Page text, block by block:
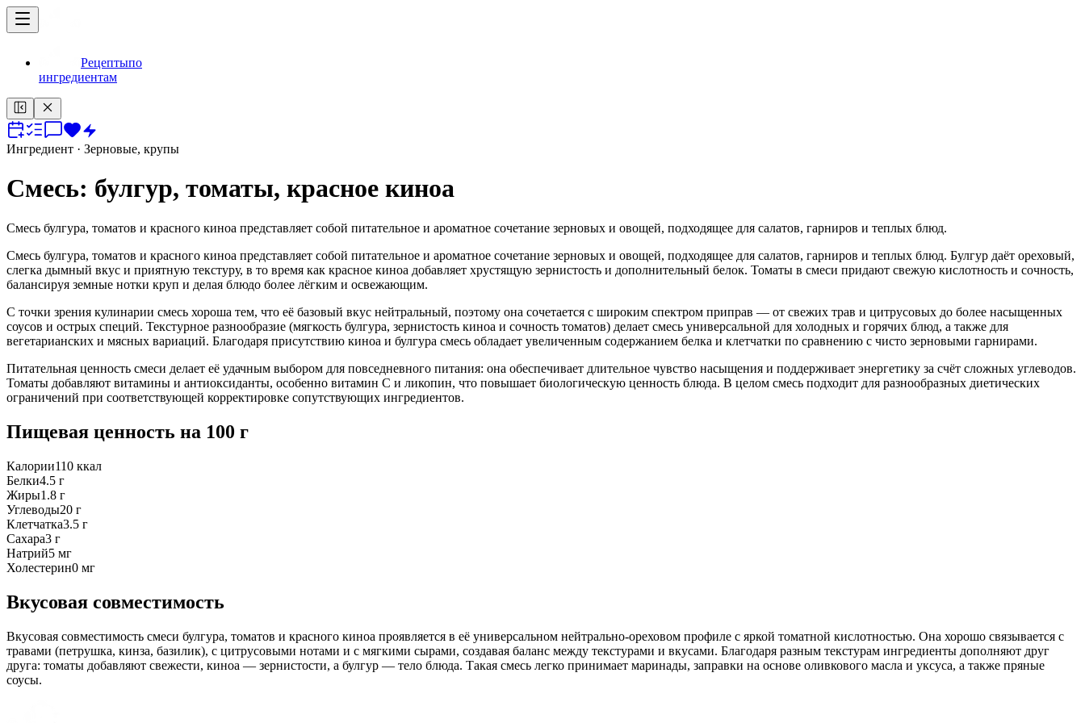
Рецептыпо
ингредиентам
Ингредиент · Зерновые, крупы
Смесь: булгур, томаты, красное киноа
Смесь булгура, томатов и красного киноа представляет собой питательное и ароматное сочетание зерновых и овощей, подходящее для салатов, гарниров и теплых блюд.
Смесь булгура, томатов и красного киноа представляет собой питательное и ароматное сочетание зерновых и овощей, подходящее для салатов, гарниров и теплых блюд. Булгур даёт ореховый,
слегка дымный вкус и приятную текстуру, в то время как красное киноа добавляет хрустящую зернистость и дополнительный белок. Томаты в смеси придают свежую кислотность и сочность,
балансируя земные нотки круп и делая блюдо более лёгким и освежающим.
С точки зрения кулинарии смесь хороша тем, что её базовый вкус нейтральный, поэтому она сочетается с широким спектром приправ — от свежих трав и цитрусовых до более насыщенных
соусов и острых специй. Текстурное разнообразие (мягкость булгура, зернистость киноа и сочность томатов) делает смесь универсальной для холодных и горячих блюд, а также для
вегетарианских и мясных вариаций. Благодаря присутствию киноа и булгура смесь обладает увеличенным содержанием белка и клетчатки по сравнению с чисто зерновыми гарнирами.
Питательная ценность смеси делает её удачным выбором для повседневного питания: она обеспечивает длительное чувство насыщения и поддерживает энергетику за счёт сложных углеводов.
Томаты добавляют витамины и антиоксиданты, особенно витамин C и ликопин, что повышает биологическую ценность блюда. В целом смесь подходит для разнообразных диетических
ограничений при соответствующей корректировке сопутствующих ингредиентов.
Пищевая ценность на 100 г
Калории110 ккал
Белки4.5 г
Жиры1.8 г
Углеводы20 г
Клетчатка3.5 г
Сахара3 г
Натрий5 мг
Холестерин0 мг
Вкусовая совместимость
Вкусовая совместимость смеси булгура, томатов и красного киноа проявляется в её универсальном нейтрально-ореховом профиле с яркой томатной кислотностью. Она хорошо связывается с
травами (петрушка, кинза, базилик), с цитрусовыми нотами и с мягкими сырами, создавая баланс между текстурами и вкусами. Благодаря разным текстурам ингредиенты дополняют друг
друга: томаты добавляют свежести, киноа — зернистости, а булгур — тело блюда. Такая смесь легко принимает маринады, заправки на основе оливкового масла и уксуса, а также пряные
соусы.